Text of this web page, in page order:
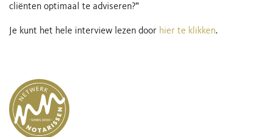
cliënten optimaal te adviseren?”
Je kunt het hele interview lezen door hier te klikken.